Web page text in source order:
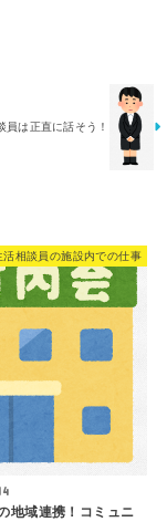
員は正直に話そう！
活相談員の施設内での仕事
地域連携！コミュニ